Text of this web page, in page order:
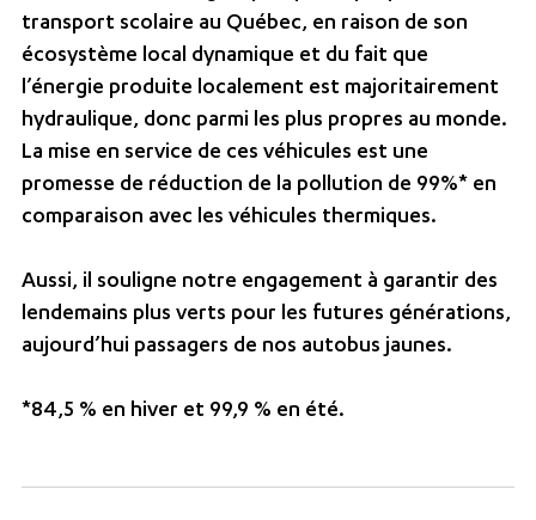
transport scolaire au Québec, en raison de son
écosystème local dynamique et du fait que
l’énergie produite localement est majoritairement
hydraulique, donc parmi les plus propres au monde.
La mise en service de ces véhicules est une
promesse de réduction de la pollution de 99%* en
comparaison avec les véhicules thermiques.
Aussi, il souligne notre engagement à garantir des
lendemains plus verts pour les futures générations,
aujourd’hui passagers de nos autobus jaunes.
*84,5 % en hiver et 99,9 % en été.